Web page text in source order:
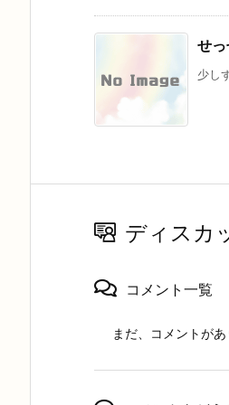
せ
少し
ディスカ
コメント一覧
まだ、コメントが